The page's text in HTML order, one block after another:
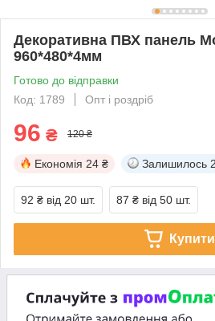
Декоративна ПВХ панель
960*480*4мм
Готово до відправки
Код: 1789
Опт і роздріб
96 ₴ 120 ₴
Економія 24 ₴ Залишилось
92 ₴ від 20 шт. 87 ₴ від 50 шт.
Купити